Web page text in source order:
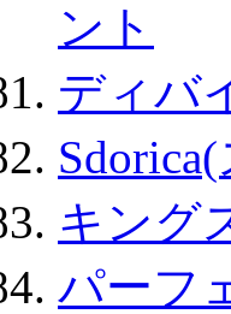
ント
ディバ
キング
パーフ